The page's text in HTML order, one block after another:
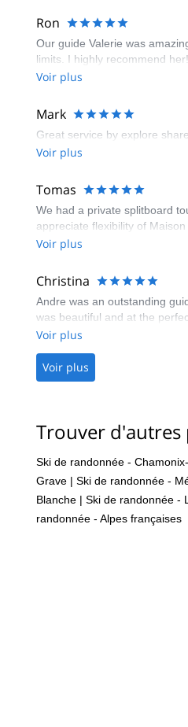
Ron
Our guide Valerie was
limits. I highly recommend
Voir plus
Mark
Great service by explore
Voir plus
Tomas
We had a private splitboard
appreciate flexibility of
Voir plus
Christina
Andre was an outstanding
was beautiful and at the
Voir plus
Voir plus
Trouver
Ski de randonnée -
Grave | Ski de randonnée -
Blanche | Ski de randonnée -
randonnée - Alpes françaises